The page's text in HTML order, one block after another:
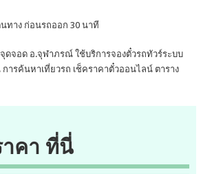
ทาง ก่อนรถออก 30 นาที
ดจอด อ.จุฬาภรณ์ ใช้บริการจองตั๋วรถทัวร์ระบบ
ารค้นหาเที่ยวรถ เช็คราคาตั๋วออนไลน์ ตาราง
าคา ที่นี่